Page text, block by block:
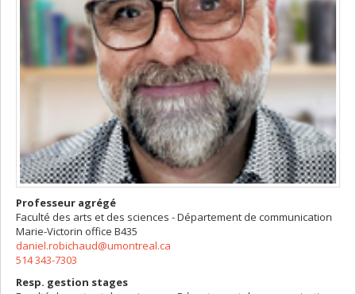
Professeur agrégé
Faculté des arts et des sciences - Département de communication
Marie-Victorin office B435
daniel.robichaud@umontreal.ca
514 343-7303
Resp. gestion stages